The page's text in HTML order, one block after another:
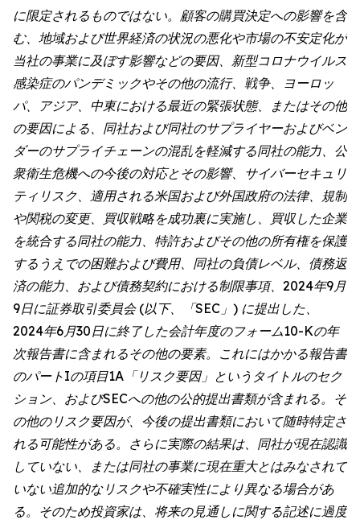
に限定されるものではない。顧客の購買決定への影響を含
む、地域および世界経済の状況の悪化や市場の不安定化が
当社の事業に及ぼす影響などの要因、新型コロナウイルス
感染症のパンデミックやその他の流行、戦争、ヨーロッ
パ、アジア、中東における最近の緊張状態、またはその他
の要因による、同社および同社のサプライヤーおよびベン
ダーのサプライチェーンの混乱を軽減する同社の能力、公
衆衛生危機への今後の対応とその影響、サイバーセキュリ
ティリスク、適用される米国および外国政府の法律、規制
や関税の変更、買収戦略を成功裏に実施し、買収した企業
を統合する同社の能力、特許およびその他の所有権を保護
するうえでの困難および費用、同社の負債レベル、債務返
済の能力、および債務契約における制限事項、2024年9月
9日に証券取引委員会 (以下、「SEC」) に提出した、
2024年6月30日に終了した会計年度のフォーム10-Kの年
次報告書に含まれるその他の要素。これにはかかる報告書
のパートIの項目1A「リスク要因」というタイトルのセク
ション、およびSECへの他の公的提出書類が含まれる。そ
の他のリスク要因が、今後の提出書類において随時特定さ
れる可能性がある。さらに実際の結果は、同社が現在認識
していない、または同社の事業に現在重大とはみなされて
いない追加的なリスクや不確実性により異なる場合があ
る。そのため投資家は、将来の見通しに関する記述に過度